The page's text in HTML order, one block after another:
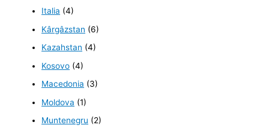
Italia (4)
Kârgâzstan (6)
Kazahstan (4)
Kosovo (4)
Macedonia (3)
Moldova (1)
Muntenegru (2)